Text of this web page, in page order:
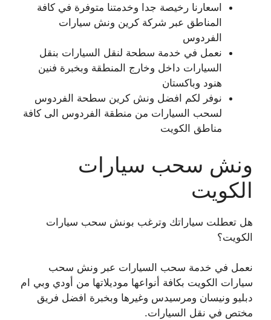
اسعارنا رخيصة جدا وخدمتنا متوفرة في كافة
المناطق عبر شركة كرين ونش سيارات
الفردوس
نعمل في خدمة سطحة لنقل السيارات بنقل
السيارات داخل وخارج المنطقة وبخبرة فنين
هنود وباكستان
نوفر لكم افضل ونش كرين سطحة الفردوس
لسحب السيارات من منطقة الفردوس الى كافة
مناطق الكويت
ونش سحب سيارات
الكويت
هل تعطلت سياراتك وترغب بونش سحب سيارات
الكويت؟
نعمل في خدمة سحب السيارات عبر ونش سحب
سيارات الكويت بكافة أنواعها موديلاتها من أودي وبي ام
دبليو ونيسان ومرسيدس وغيرها وبخبرة افضل فريق
مختص في نقل السيارات.